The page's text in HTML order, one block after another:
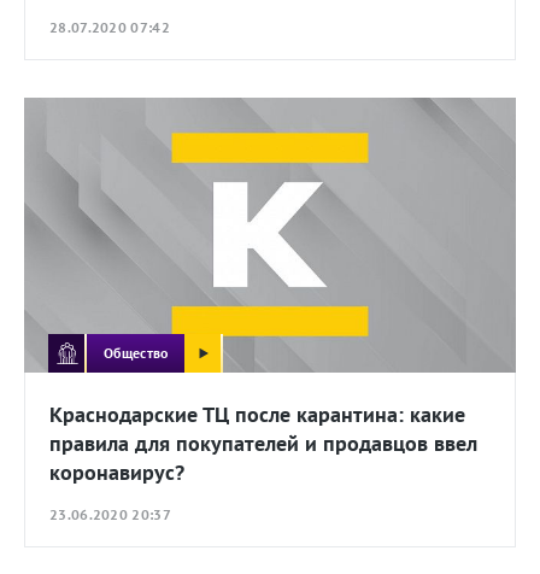
28.07.2020 07:42
Общество
Краснодарские ТЦ после карантина: какие
правила для покупателей и продавцов ввел
коронавирус?
23.06.2020 20:37